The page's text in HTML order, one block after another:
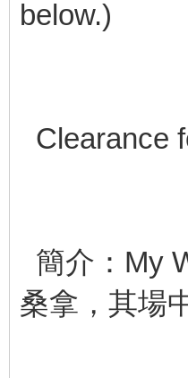
below.)
Clearance
簡介：My
桑拿，其場